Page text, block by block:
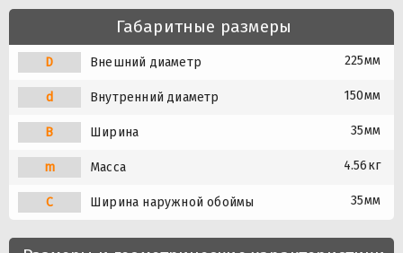
Габаритные размеры
D Внешний диаметр 225мм
d Внутренний диаметр 150мм
B Ширина 35мм
m Масса 4.56кг
C Ширина наружной обоймы 35мм